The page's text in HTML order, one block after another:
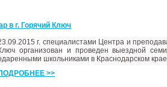
в г. Горячий Ключ
г. специалистами Центра и
организован и проведен выездной
школьниками в Краснодарском
>>